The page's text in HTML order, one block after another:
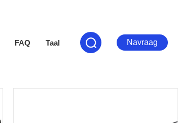
Navraag
FAQ Taal